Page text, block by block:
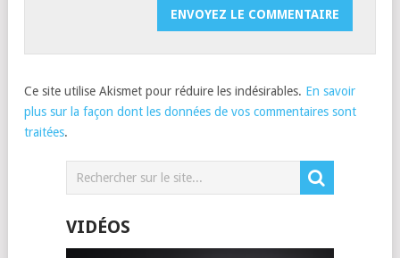
Ce site utilise Akismet pour réduire les indésirables. En savoir
plus sur la façon dont les données de vos commentaires sont
traitées.
VIDÉOS